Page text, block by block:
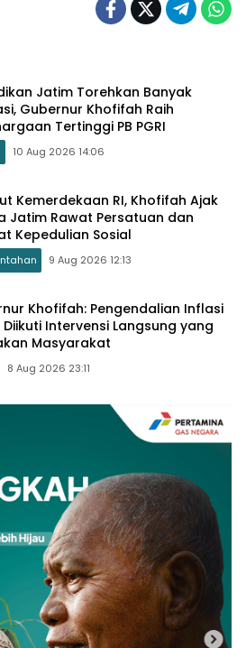
Jatim Torehkan Banyak
Gubernur Khofifah Raih
Tertinggi PB PGRI
10 Aug 2026 14:06
Kemerdekaan RI, Khofifah Ajak
Jatim Rawat Persatuan dan
Kepedulian Sosial
9 Aug 2026 12:13
Khofifah: Pengendalian Inflasi
Diikuti Intervensi Langsung yang
Masyarakat
8 Aug 2026 23:11